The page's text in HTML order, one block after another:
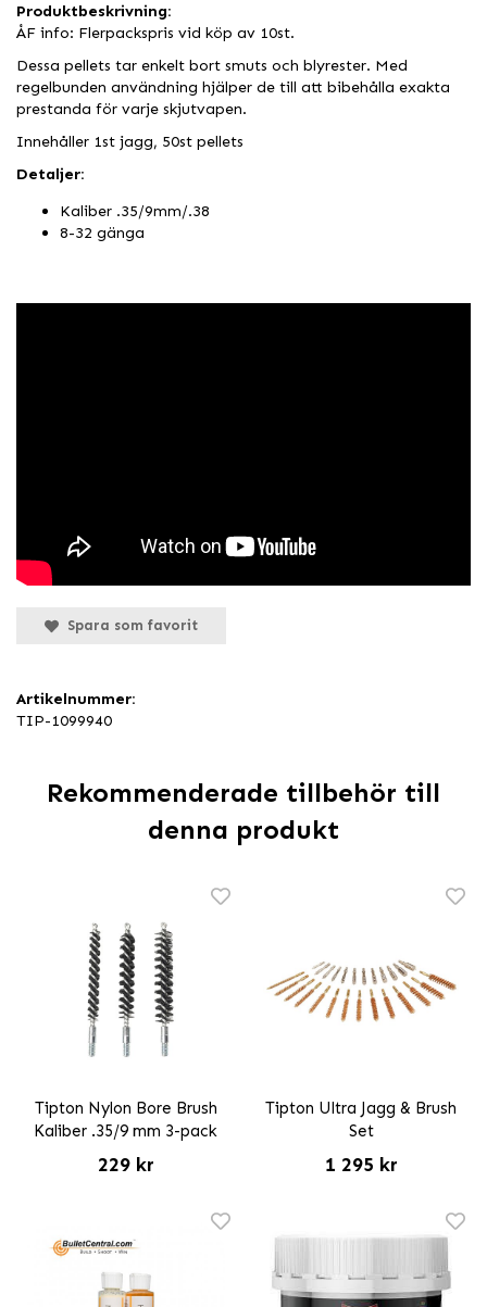
Produktbeskrivning:
ÅF info: Flerpackspris vid köp av 10st.
Dessa pellets tar enkelt bort smuts och blyrester. Med
regelbunden användning hjälper de till att bibehålla exakta
prestanda för varje skjutvapen.
Innehåller 1st jagg, 50st pellets
Detaljer:
Kaliber .35/9mm/.38
8-32 gänga
Spara som favorit
Artikelnummer:
TIP-1099940
Rekommenderade tillbehör till
denna produkt
Tipton Nylon Bore Brush
Kaliber .35/9 mm 3-pack
229 kr
Tipton Ultra Jagg & Brush
Set
1 295 kr